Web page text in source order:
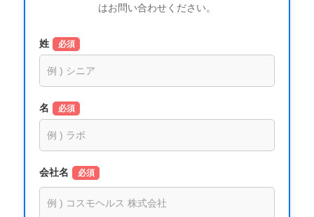
はお問い合わせください。
姓 必須
名 必須
会社名 必須